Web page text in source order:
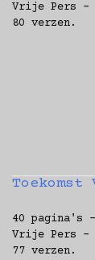
Vrije Pers -
80 verzen.
Toekomst
40 pagina's
Vrije Pers -
77 verzen.